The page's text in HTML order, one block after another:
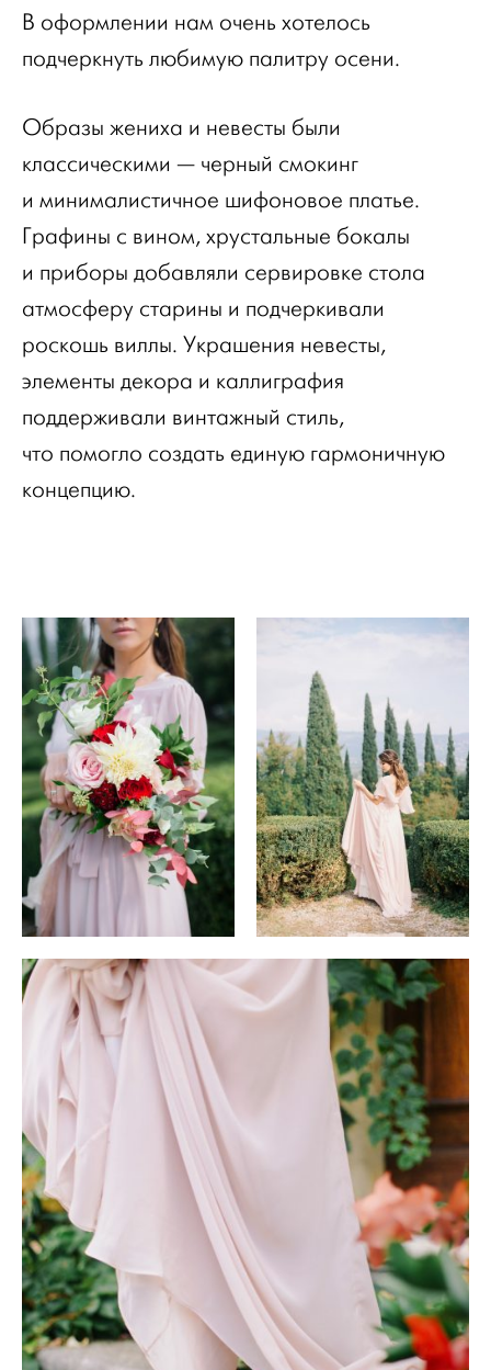
В оформлении нам очень хотелось
подчеркнуть любимую палитру осени.
Образы жениха и невесты были
классическими — черный смокинг
и минималистичное шифоновое платье.
Графины с вином, хрустальные бокалы
и приборы добавляли сервировке стола
атмосферу старины и подчеркивали
роскошь виллы. Украшения невесты,
элементы декора и каллиграфия
поддерживали винтажный стиль,
что помогло создать единую гармоничную
концепцию.